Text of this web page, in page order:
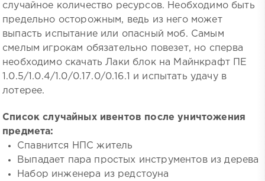
случайное количество ресурсов. Необходимо быть
предельно осторожным, ведь из него может
выпасть испытание или опасный моб. Самым
смелым игрокам обязательно повезет, но сперва
необходимо скачать Лаки блок на Майнкрафт ПЕ
1.0.5/1.0.4/1.0/0.17.0/0.16.1 и испытать удачу в
лотерее.
Список случайных ивентов после уничтожения
предмета:
Спавнится НПС житель
Выпадает пара простых инструментов из дерева
Набор инженера из редстоуна